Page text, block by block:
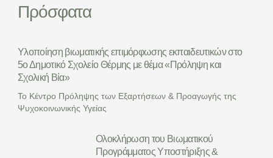
Πρόσφατα
Υλοποίηση βιωματικής επιμόρφωσης εκπαιδευτικών στο
5ο Δημοτικό Σχολείο Θέρμης με θέμα «Πρόληψη και
Σχολική Βία»
Το Κέντρο Πρόληψης των Εξαρτήσεων & Προαγωγής της
Ψυχοκοινωνικής Υγείας
Ολοκλήρωση του Βιωματικού
Προγράμματος Υποστήριξης &